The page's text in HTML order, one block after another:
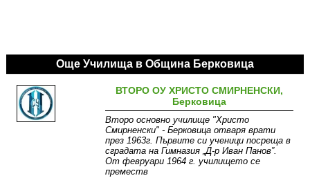
Още Училища в Община Берковица
ВТОРО ОУ ХРИСТО СМИРНЕНСКИ,
Берковица
Второ основно училище "Христо
Смирненски" - Берковица отваря врати
през 1963г. Първите си ученици посреща в
сградата на Гимназия „Д-р Иван Панов”.
От февруари 1964 г. училището се
преместв